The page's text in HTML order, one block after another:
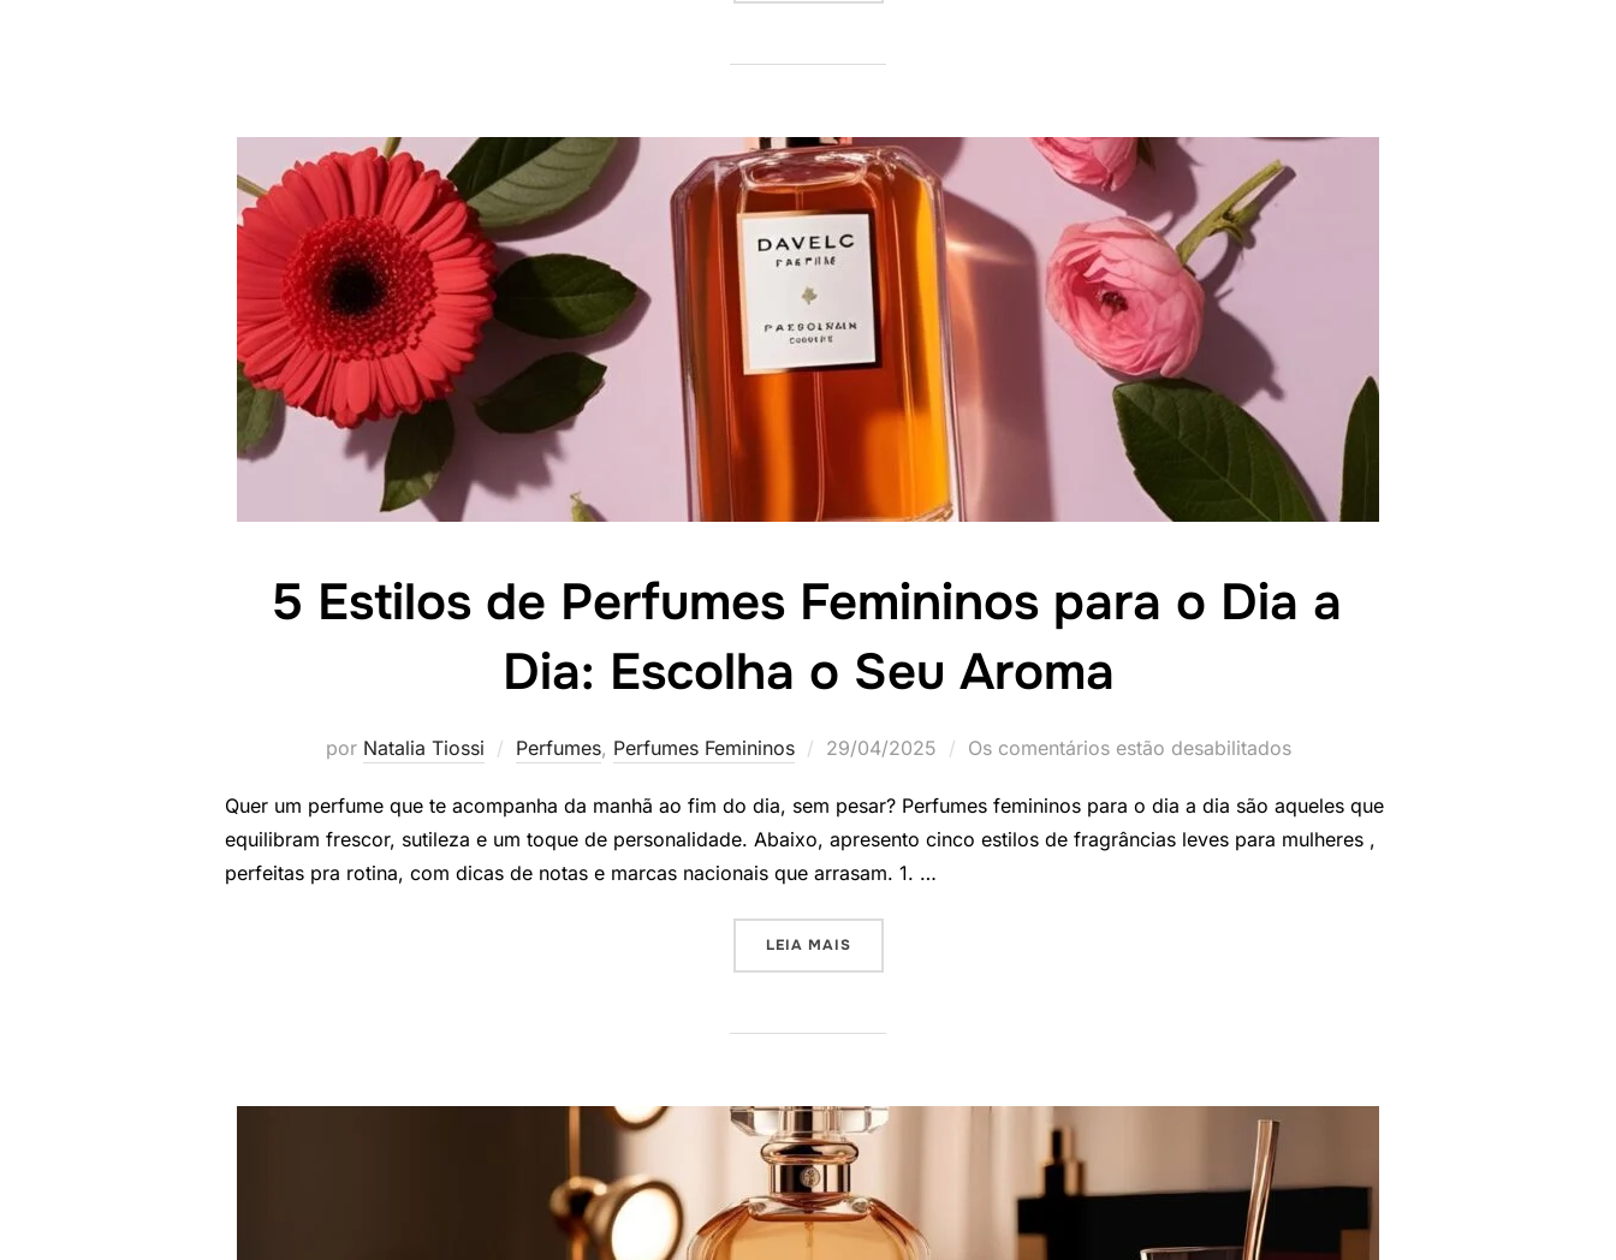
5 Estilos de Perfumes Femininos para o Dia a
Dia: Escolha o Seu Aroma
por Natalia Tiossi Perfumes, Perfumes Femininos
Postado
29/04/2025 Os comentários estão desabilitados
Quer um perfume que te acompanha da manhã ao fim do dia, sem pesar? Perfumes femininos para o dia a dia são aqueles que
equilibram frescor, sutileza e um toque de personalidade. Abaixo, apresento cinco estilos de fragrâncias leves para mulheres ,
perfeitas pra rotina, com dicas de notas e marcas nacionais que arrasam. 1. …
LEIA MAIS“5 ESTILOS DE PERFUMES FEMININOS PARA O DIA A DIA: ESCOLHA O SEU AROMA”